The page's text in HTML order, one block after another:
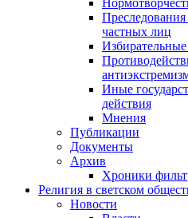
частных лиц
Иные
действия
Мнения
Публикации
Документы
Архив
Хроники
Религия в светском
Новости